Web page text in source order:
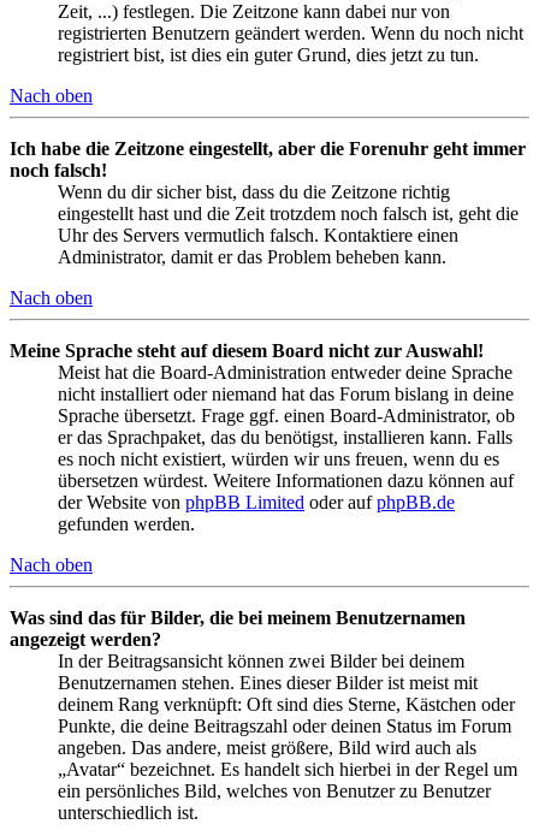
Zeit, ...) festlegen. Die Zeitzone kann dabei nur von
registrierten Benutzern geändert werden. Wenn du noch nicht
registriert bist, ist dies ein guter Grund, dies jetzt zu tun.
Nach oben
Ich habe die Zeitzone eingestellt, aber die Forenuhr geht immer
noch falsch!
Wenn du dir sicher bist, dass du die Zeitzone richtig
eingestellt hast und die Zeit trotzdem noch falsch ist, geht die
Uhr des Servers vermutlich falsch. Kontaktiere einen
Administrator, damit er das Problem beheben kann.
Nach oben
Meine Sprache steht auf diesem Board nicht zur Auswahl!
Meist hat die Board-Administration entweder deine Sprache
nicht installiert oder niemand hat das Forum bislang in deine
Sprache übersetzt. Frage ggf. einen Board-Administrator, ob
er das Sprachpaket, das du benötigst, installieren kann. Falls
es noch nicht existiert, würden wir uns freuen, wenn du es
übersetzen würdest. Weitere Informationen dazu können auf
der Website von phpBB Limited oder aufphpBB.de
gefunden werden.
Nach oben
Was sind das für Bilder, die bei meinem Benutzernamen
angezeigt werden?
In der Beitragsansicht können zwei Bilder bei deinem
Benutzernamen stehen. Eines dieser Bilder ist meist mit
deinem Rang verknüpft: Oft sind dies Sterne, Kästchen oder
Punkte, die deine Beitragszahl oder deinen Status im Forum
angeben. Das andere, meist größere, Bild wird auch als
„Avatar“ bezeichnet. Es handelt sich hierbei in der Regel um
ein persönliches Bild, welches von Benutzer zu Benutzer
unterschiedlich ist.